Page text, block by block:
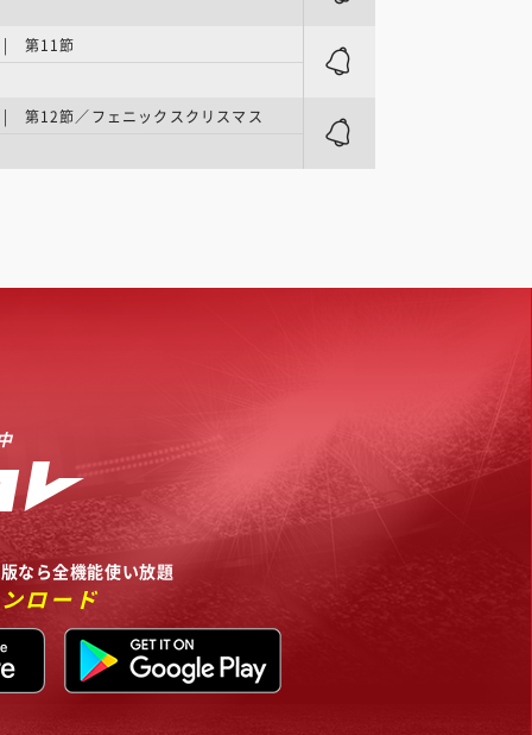
| 第11節
12節／フェニックスクリスマス
なら全機能使い放題
ロード